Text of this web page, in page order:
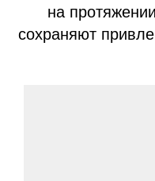
на
сохраняют
Медовое дерево